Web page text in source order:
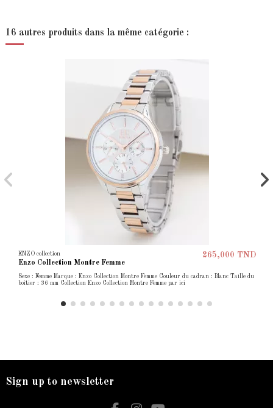
16 autres produits dans la même catégorie :
ENZO collection
Enzo Collection Montre Femme
265,000 TND
Sexe : Femme Marque : Enzo Collection Montre Femme Couleur du cadran : Blanc Taille du
boîtier : 36 mm Collection Enzo Collection Montre Femme par ici
Sign up to newsletter